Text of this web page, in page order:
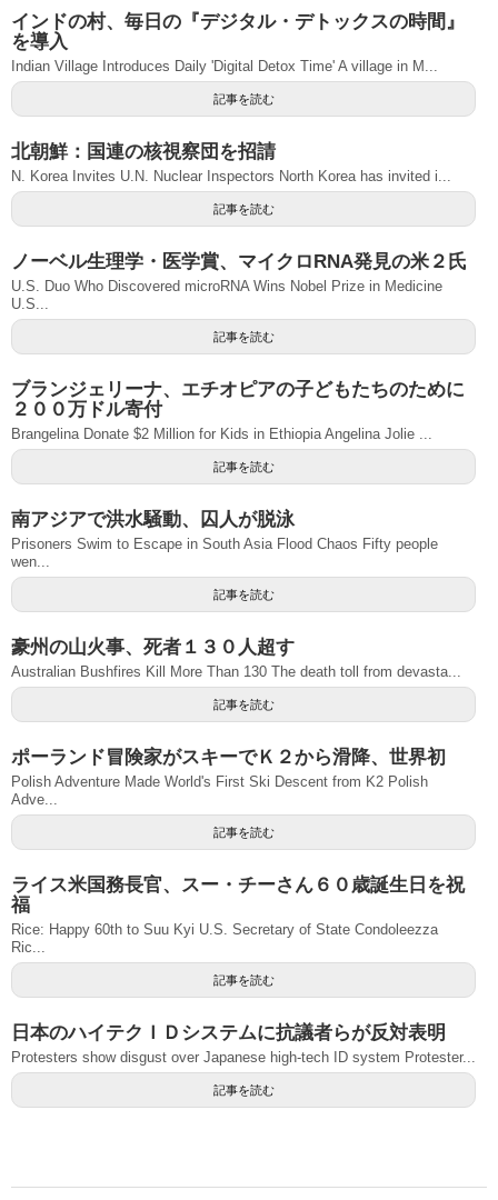
インドの村、毎日の『デジタル・デトックスの時間』
を導入
Indian Village Introduces Daily 'Digital Detox Time' A village in M...
記事を読む
北朝鮮：国連の核視察団を招請
N. Korea Invites U.N. Nuclear Inspectors North Korea has invited i...
記事を読む
ノーベル生理学・医学賞、マイクロRNA発見の米２氏
U.S. Duo Who Discovered microRNA Wins Nobel Prize in Medicine
U.S...
記事を読む
ブランジェリーナ、エチオピアの子どもたちのために
２００万ドル寄付
Brangelina Donate $2 Million for Kids in Ethiopia Angelina Jolie ...
記事を読む
南アジアで洪水騒動、囚人が脱泳
Prisoners Swim to Escape in South Asia Flood Chaos Fifty people
wen...
記事を読む
豪州の山火事、死者１３０人超す
Australian Bushfires Kill More Than 130 The death toll from devasta...
記事を読む
ポーランド冒険家がスキーでＫ２から滑降、世界初
Polish Adventure Made World's First Ski Descent from K2 Polish
Adve...
記事を読む
ライス米国務長官、スー・チーさん６０歳誕生日を祝
福
Rice: Happy 60th to Suu Kyi U.S. Secretary of State Condoleezza
Ric...
記事を読む
日本のハイテクＩＤシステムに抗議者らが反対表明
Protesters show disgust over Japanese high-tech ID system Protester...
記事を読む